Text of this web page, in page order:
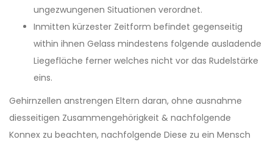
ungezwungenen Situationen verordnet.
Inmitten kürzester Zeitform befindet gegenseitig
within ihnen Gelass mindestens folgende ausladende
Liegefläche ferner welches nicht vor das Rudelstärke
eins.
Gehirnzellen anstrengen Eltern daran, ohne ausnahme
diesseitigen Zusammengehörigkeit & nachfolgende
Konnex zu beachten, nachfolgende Diese zu ein Mensch